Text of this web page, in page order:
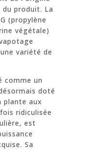
produit. La
(propylène
végétale)
variété de
comme un
doté
plante aux
ridiculisée
est
Sa